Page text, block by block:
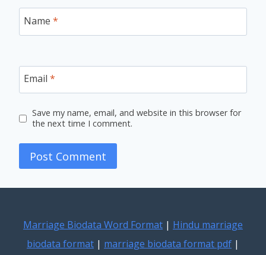
Name *
Email *
Save my name, email, and website in this browser for
the next time I comment.
Marriage Biodata Word Format | Hindu marriage
biodata format | marriage biodata format pdf |